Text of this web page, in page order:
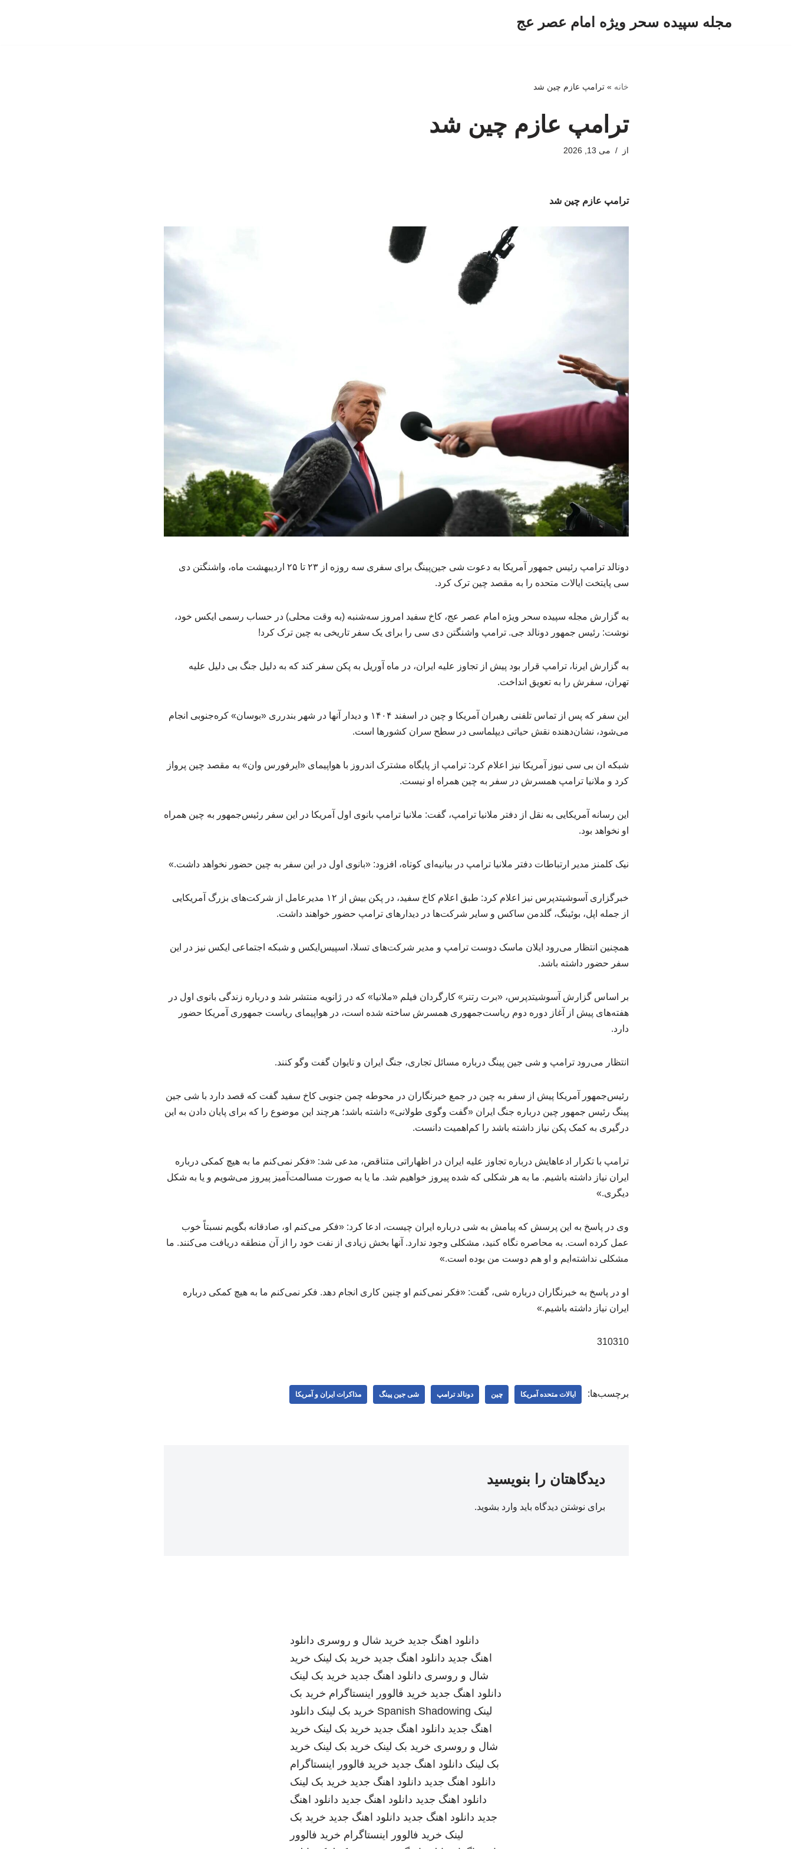
مجله سپیده سحر ویژه امام عصر عج
خانه »ترامپ عازم چین شد
ترامپ عازم چین شد
از می 13, 2026
ترامپ عازم چین شد
دونالد ترامپ رئیس جمهور آمریکا به دعوت شی جین‌پینگ برای سفری سه روزه از ۲۳ تا ۲۵ اردیبهشت ماه، واشنگتن دی
سی پایتخت ایالات متحده را به مقصد چین ترک کرد.
به گزارش مجله سپیده سحر ویژه امام عصر عج، کاخ سفید امروز سه‌شنبه (به وقت محلی) در حساب رسمی ایکس خود،
نوشت: رئیس جمهور دونالد جی. ترامپ واشنگتن دی سی را برای یک سفر تاریخی به چین ترک کرد!
به گزارش ایرنا، ترامپ قرار بود پیش از تجاوز علیه ایران، در ماه آوریل به پکن سفر کند که به دلیل جنگ بی دلیل علیه
تهران، سفرش را به تعویق انداخت.
این سفر که پس از تماس تلفنی رهبران آمریکا و چین در اسفند ۱۴۰۴ و دیدار آنها در شهر بندرری «بوسان» کره‌جنوبی انجام
می‌شود، نشان‌دهنده نقش حیاتی دیپلماسی در سطح سران کشورها است.
شبکه ان بی سی نیوز آمریکا نیز اعلام کرد: ترامپ از پایگاه مشترک اندروز با هواپیمای «ایرفورس وان» به مقصد چین پرواز
کرد و ملانیا ترامپ همسرش در سفر به چین همراه او نیست.
این رسانه آمریکایی به نقل از دفتر ملانیا ترامپ، گفت: ملانیا ترامپ بانوی اول آمریکا در این سفر رئیس‌جمهور به چین همراه
او نخواهد بود.
نیک کلمنز مدیر ارتباطات دفتر ملانیا ترامپ در بیانیه‌ای کوتاه، افزود: «بانوی اول در این سفر به چین حضور نخواهد داشت.»
خبرگزاری آسوشیتدپرس نیز اعلام کرد: طبق اعلام کاخ سفید، در پکن بیش از ۱۲ مدیرعامل از شرکت‌های بزرگ آمریکایی
از جمله اپل، بوئینگ، گلدمن ساکس و سایر شرکت‌ها در دیدارهای ترامپ حضور خواهند داشت.
همچنین انتظار می‌رود ایلان ماسک دوست ترامپ و مدیر شرکت‌های تسلا، اسپیس‌ایکس و شبکه اجتماعی ایکس نیز در این
سفر حضور داشته باشد.
بر اساس گزارش آسوشیتدپرس، «برت رتنر» کارگردان فیلم «ملانیا» که در ژانویه منتشر شد و درباره زندگی بانوی اول در
هفته‌های پیش از آغاز دوره دوم ریاست‌جمهوری همسرش ساخته شده است، در هواپیمای ریاست جمهوری آمریکا حضور
دارد.
انتظار می‌رود ترامپ و شی جین پینگ درباره مسائل تجاری، جنگ ایران و تایوان گفت وگو کنند.
رئیس‌جمهور آمریکا پیش از سفر به چین در جمع خبرنگاران در محوطه چمن جنوبی کاخ سفید گفت که قصد دارد با شی جین
‌پینگ رئیس جمهور چین درباره جنگ ایران «گفت‌ وگوی طولانی» داشته باشد؛ هرچند این موضوع را که برای پایان دادن به این
درگیری به کمک پکن نیاز داشته باشد را کم‌اهمیت دانست.
ترامپ با تکرار ادعاهایش درباره تجاوز علیه ایران در اظهاراتی متناقض، مدعی شد: «فکر نمی‌کنم ما به هیچ کمکی درباره
ایران نیاز داشته باشیم. ما به هر شکلی که شده پیروز خواهیم شد. ما یا به‌ صورت مسالمت‌آمیز پیروز می‌شویم و یا به شکل
دیگری.»
وی در پاسخ به این پرسش که پیامش به شی درباره ایران چیست، ادعا کرد: «فکر می‌کنم او، صادقانه بگویم نسبتاً خوب
عمل کرده است. به محاصره نگاه کنید، مشکلی وجود ندارد. آنها بخش زیادی از نفت خود را از آن منطقه دریافت می‌کنند. ما
مشکلی نداشته‌ایم و او هم دوست من بوده است.»
او در پاسخ به خبرنگاران درباره شی، گفت: «فکر نمی‌کنم او چنین کاری انجام دهد. فکر نمی‌کنم ما به هیچ کمکی درباره
ایران نیاز داشته باشیم.»
310310
برچسب‌ها: ایالات متحده آمریکا چین دونالد ترامپ شی جین‌ پینگ مذاکرات ایران و آمریکا
دیدگاهتان را بنویسید
برای نوشتن دیدگاه باید وارد بشوید.
دانلود اهنگ جدید خرید شال و روسری دانلود
اهنگ جدید دانلود اهنگ جدید خرید بک لینک خرید
شال و روسری دانلود اهنگ جدید خرید بک لینک
دانلود اهنگ جدید خرید فالوور اینستاگرام خرید بک
لینک Spanish Shadowing خرید بک لینک دانلود
اهنگ جدید دانلود اهنگ جدید خرید بک لینک خرید
شال و روسری خرید بک لینک خرید بک لینک خرید
بک لینک دانلود اهنگ جدید خرید فالوور اینستاگرام
دانلود اهنگ جدید دانلود اهنگ جدید خرید بک لینک
دانلود اهنگ جدید دانلود اهنگ جدید دانلود اهنگ
جدید دانلود اهنگ جدید دانلود اهنگ جدید خرید بک
لینک خرید فالوور اینستاگرام خرید فالوور